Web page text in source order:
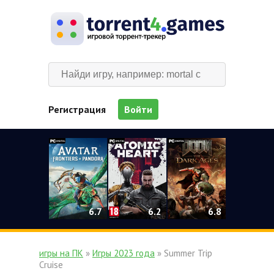
Регистрация Войти
6.7 6.2 6.8
игры на ПК » Игры 2023 года » Summer Trip
Cruise